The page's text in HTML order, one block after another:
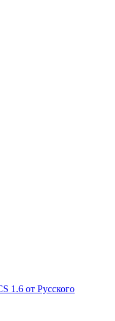
1.6 от Русского